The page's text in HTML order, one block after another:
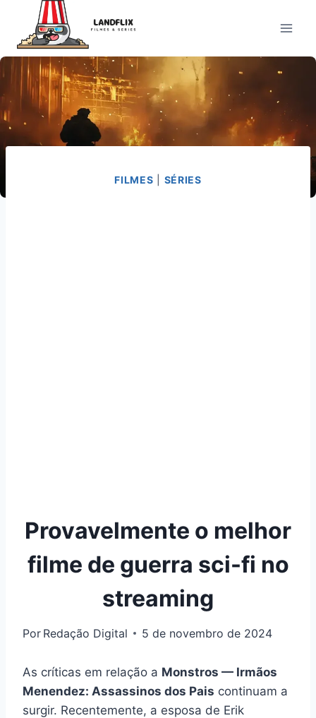
Conteúdo
FILMES SÉRIES
Provavelmente o melhor
filme de guerra sci-fi no
streaming
Por Redação Digital 5 de novembro de 2024
As críticas em relação a Monstros — Irmãos
Menendez: Assassinos dos Pais continuam a
surgir. Recentemente, a esposa de Erik